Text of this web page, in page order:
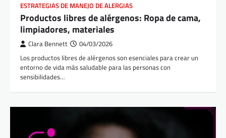
ESTRATEGIAS DE MANEJO DE ALERGIAS
Productos libres de alérgenos: Ropa de cama,
limpiadores, materiales
Clara Bennett 04/03/2026
Los productos libres de alérgenos son esenciales para crear un
entorno de vida más saludable para las personas con
sensibilidades…